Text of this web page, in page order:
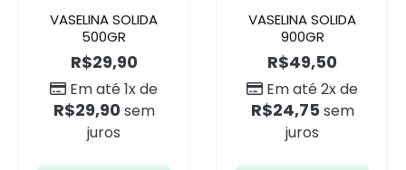
VASELINA SOLIDA
500GR
R$29,90
Em até 1x de
R$29,90 sem
juros
VASELINA SOLIDA
900GR
R$49,50
Em até 2x de
R$24,75 sem
juros